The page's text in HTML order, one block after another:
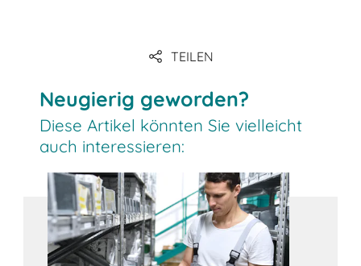
TEILEN
Neugierig geworden?
Diese Artikel könnten Sie vielleicht
auch interessieren: